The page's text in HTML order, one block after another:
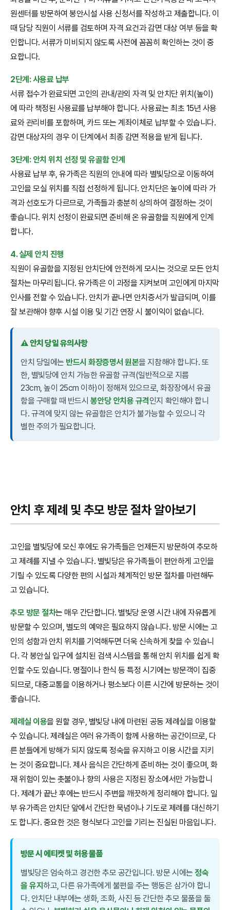
원센터를 방문하여 봉안시설 사용 신청서를 작성하고 제출합니다. 이
때 담당 직원이 서류를 검토하며 자격 요건과 감면 대상 여부 등을 확
인합니다. 서류가 미비되지 않도록 사전에 꼼꼼히 확인하는 것이 중
요합니다.
2단계: 사용료 납부
서류 접수가 완료되면 고인의 관내/관외 자격 및 안치단 위치(높이)
에 따라 책정된 사용료를 납부해야 합니다. 사용료는 최초 15년 사용
료와 관리비를 포함하며, 카드 또는 계좌이체로 납부할 수 있습니다.
감면 대상자의 경우 이 단계에서 최종 감면 적용을 받게 됩니다.
3단계: 안치 위치 선정 및 유골함 인계
사용료 납부 후, 유가족은 직원의 안내에 따라 별빛당으로 이동하여
고인을 모실 위치를 직접 선정하게 됩니다. 안치단은 높이에 따라 가
격과 선호도가 다르므로, 가족들과 충분히 상의하여 결정하는 것이
좋습니다. 위치 선정이 완료되면 준비해 온 유골함을 직원에게 인계
합니다.
4. 실제 안치 진행
직원이 유골함을 지정된 안치단에 안전하게 모시는 것으로 모든 안치
절차는 마무리됩니다. 유가족은 이 과정을 지켜보며 고인에게 마지막
인사를 전할 수 있습니다. 안치가 끝나면 안치증서가 발급되며, 이를
잘 보관해야 향후 시설 이용 및 기간 연장 시 불이익이 없습니다.
⚠️ 안치 당일 유의사항
안치 당일에는 반드시 화장증명서 원본을 지참해야 합니다. 또
한, 별빛당에 안치 가능한 유골함 규격(일반적으로 지름
23cm, 높이 25cm 이하)이 정해져 있으므로, 화장장에서 유골
함을 구매할 때 반드시 봉안당 안치용 규격인지 확인해야 합니
다. 규격에 맞지 않는 유골함은 안치가 불가능할 수 있으니 각
별한 주의가 필요합니다.
안치 후 제례 및 추모 방문 절차 알아보기
고인을 별빛당에 모신 후에도 유가족들은 언제든지 방문하여 추모하
고 제례를 지낼 수 있습니다. 별빛당은 유가족들이 편안하게 고인을
기릴 수 있도록 다양한 편의 시설과 체계적인 방문 절차를 마련해두
고 있습니다.
추모 방문 절차는 매우 간단합니다. 별빛당 운영 시간 내에 자유롭게
방문할 수 있으며, 별도의 예약은 필요하지 않습니다. 방문 시에는 고
인의 성함과 안치 위치를 기억해두면 더욱 신속하게 찾을 수 있습니
다. 각 봉안실 입구에 설치된 검색 시스템을 통해 안치 위치를 쉽게 확
인할 수도 있습니다. 명절이나 한식 등 특정 시기에는 방문객이 집중
되므로, 대중교통을 이용하거나 평소보다 이른 시간에 방문하는 것이
좋습니다.
제례실 이용을 원할 경우, 별빛당 내에 마련된 공동 제례실을 이용할
수 있습니다. 제례실은 여러 유가족이 함께 사용하는 공간이므로, 다
른 분들에게 방해가 되지 않도록 정숙을 유지하고 이용 시간을 지키
는 것이 중요합니다. 제사 음식은 간단하게 준비하는 것이 좋으며, 화
재 위험이 있는 촛불이나 향의 사용은 지정된 장소에서만 가능합니
다. 제례가 끝난 후에는 반드시 주변을 깨끗하게 정리해야 합니다. 일
부 유가족은 안치단 앞에서 간단한 묵념이나 기도로 제례를 대신하기
도 합니다. 중요한 것은 형식보다 고인을 기리는 진실된 마음입니다.
방문 시 에티켓 및 허용 물품
별빛당은 엄숙하고 경건한 추모 공간입니다. 방문 시에는정숙
을 유지하고, 다른 유가족에게 불편을 주는 행동은 삼가야 합니
다. 안치단 내부에는 생화, 조화, 사진 등 간단한 추모 물품을 둘